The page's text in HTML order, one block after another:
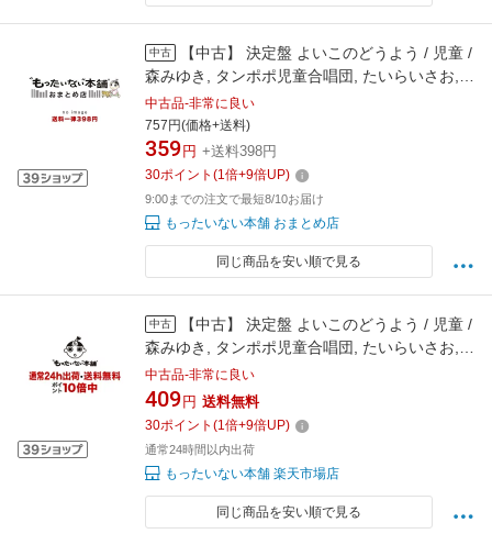
中古
【中古】 決定盤 よいこのどうよう / 児童 /
森みゆき, タンポポ児童合唱団, たいらいさお,
岡崎裕美, 五百木佑野, 春口雅子, 斉藤伸子, 塩野
雅子, 土居裕子, 小林麻美, 江 / [CD]【宅配便出
荷】
中古品-非常に良い
757円(価格+送料)
359 円 +送料398円
30ポイント (1倍+9倍UP)
9:00までの注文で最短8/10お届け
もったいない本舗 おまとめ店
同じ商品を安い順で見る
中古
【中古】 決定盤 よいこのどうよう / 児童 /
森みゆき, タンポポ児童合唱団, たいらいさお,
岡崎裕美, 五百木佑野, 春口雅子, 斉藤伸子, 塩野
/ [CD]【メール便送料無料】【最短翌日配達対
応】
中古品-非常に良い
409 円 送料無料
30ポイント (1倍+9倍UP)
通常24時間以内出荷
もったいない本舗 楽天市場店
同じ商品を安い順で見る